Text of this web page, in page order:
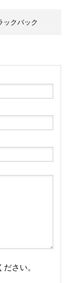
ックバック
さい。